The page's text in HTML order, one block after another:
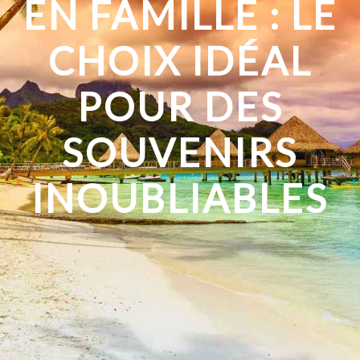
EN FAMILLE : LE
CHOIX IDÉAL
POUR DES
SOUVENIRS
INOUBLIABLES